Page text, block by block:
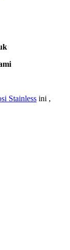
Stainless ini ,